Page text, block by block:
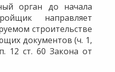
орган до начала
направляет
строительстве
документов (ч. 1,
12 ст. 60 Закона от